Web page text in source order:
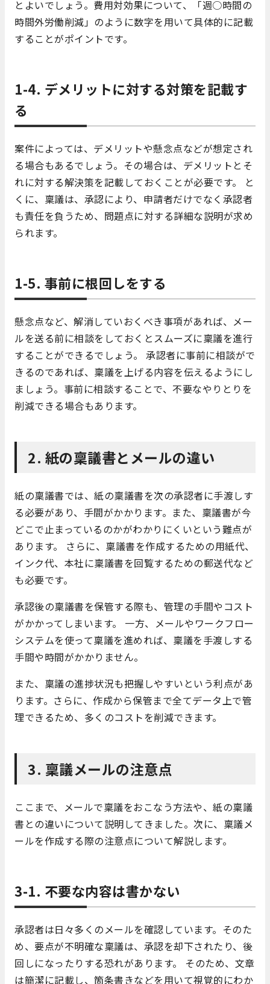
とよいでしょう。費用対効果について、「週○時間の
時間外労働削減」のように数字を用いて具体的に記載
することがポイントです。
1-4. デメリットに対する対策を記載す
る
案件によっては、デメリットや懸念点などが想定され
る場合もあるでしょう。その場合は、デメリットとそ
れに対する解決策を記載しておくことが必要です。 と
くに、稟議は、承認により、申請者だけでなく承認者
も責任を負うため、問題点に対する詳細な説明が求め
られます。
1-5. 事前に根回しをする
懸念点など、解消していおくべき事項があれば、メー
ルを送る前に相談をしておくとスムーズに稟議を進行
することができるでしょう。 承認者に事前に相談がで
きるのであれば、稟議を上げる内容を伝えるようにし
ましょう。事前に相談することで、不要なやりとりを
削減できる場合もあります。
2. 紙の稟議書とメールの違い
紙の稟議書では、紙の稟議書を次の承認者に手渡しす
る必要があり、手間がかかります。また、稟議書が今
どこで止まっているのかがわかりにくいという難点が
あります。 さらに、稟議書を作成するための用紙代、
インク代、本社に稟議書を回覧するための郵送代など
も必要です。
承認後の稟議書を保管する際も、管理の手間やコスト
がかかってしまいます。 一方、メールやワークフロー
システムを使って稟議を進めれば、稟議を手渡しする
手間や時間がかかりません。
また、稟議の進捗状況も把握しやすいという利点があ
ります。さらに、作成から保管まで全てデータ上で管
理できるため、多くのコストを削減できます。
3. 稟議メールの注意点
ここまで、メールで稟議をおこなう方法や、紙の稟議
書との違いについて説明してきました。次に、稟議メ
ールを作成する際の注意点について解説します。
3-1. 不要な内容は書かない
承認者は日々多くのメールを確認しています。そのた
め、要点が不明確な稟議は、承認を却下されたり、後
回しになったりする恐れがあります。 そのため、文章
は簡潔に記載し、箇条書きなどを用いて視覚的にわか